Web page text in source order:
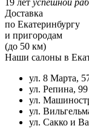
19 лет успешной
Доставка
по Екатеринбургу
и пригородам
(до 50 км)
Наши салоны в
ул. 8 Марта,
ул. Репина,
ул.
ул.
ул. Сакко и